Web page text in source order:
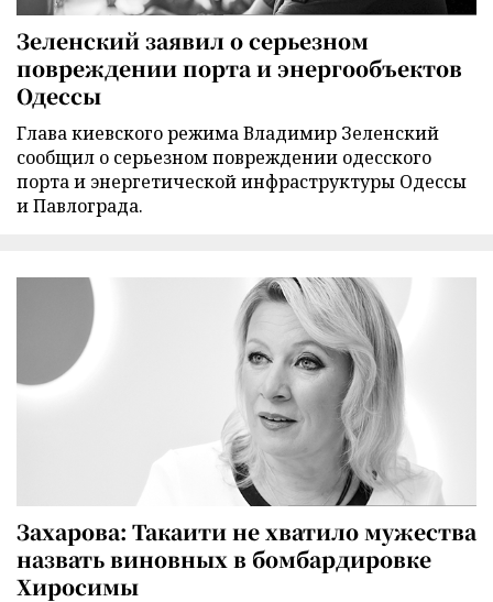
Зеленский заявил о серьезном
повреждении порта и энергообъектов
Одессы
Глава киевского режима Владимир Зеленский
сообщил о серьезном повреждении одесского
порта и энергетической инфраструктуры Одессы
и Павлограда.
Захарова: Такаити не хватило мужества
назвать виновных в бомбардировке
Хиросимы